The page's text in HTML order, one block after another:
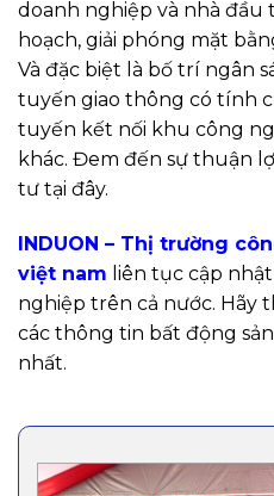
doanh nghiệp và nhà
hoạch, giải phóng mặt
Và đặc biệt là bố trí ngân
tuyến giao thông có tính
tuyến kết nối khu công
khác. Đem đến sự thuận
tư tại đây.
INDUON – Thị trường
việt nam liên tục cập
nghiệp trên cả nước. Hãy
các thông tin bất động
nhất.